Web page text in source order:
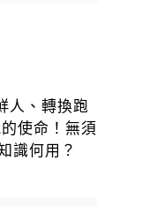
人、轉換跑
使命！無須
識何用？